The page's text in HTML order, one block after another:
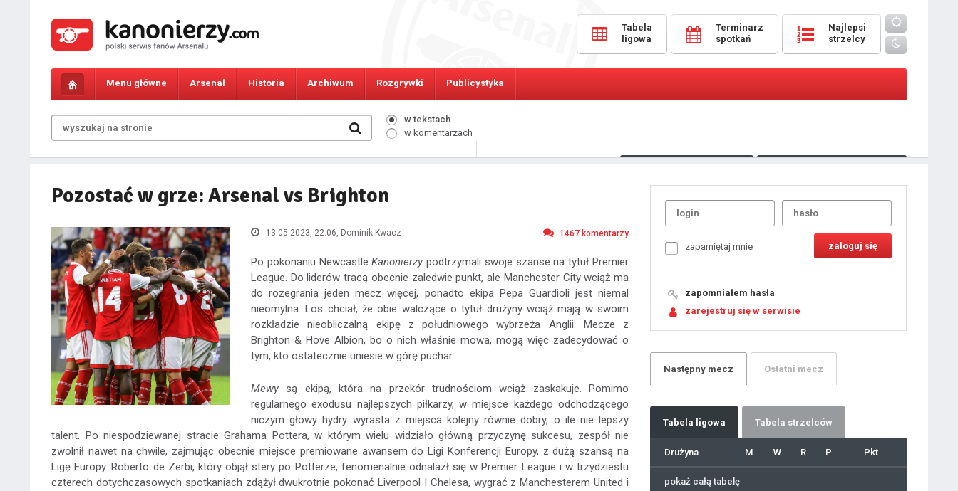
Tabela
ligowa
Terminarz
spotkań
Najlepsi
strzelcy
Menu główne Arsenal Historia Archiwum Rozgrywki Publicystyka
w tekstach
w komentarzach
Pozostać w grze: Arsenal vs Brighton
13.05.2023, 22:06, Dominik Kwacz 1467 komentarzy
Po pokonaniu NewcastleKanonierzy podtrzymali swoje szanse na tytuł Premier
League. Do liderów tracą obecnie zaledwie punkt, ale Manchester City wciąż ma
do rozegrania jeden mecz więcej, ponadto ekipa Pepa Guardioli jest niemal
nieomylna. Los chciał, że obie walczące o tytuł drużyny wciąż mają w swoim
rozkładzie nieobliczalną ekipę z południowego wybrzeża Anglii. Mecze z
Brighton & Hove Albion, bo o nich właśnie mowa, mogą więc zadecydować o
tym, kto ostatecznie uniesie w górę puchar.
Mewy są ekipą, która na przekór trudnościom wciąż zaskakuje. Pomimo
regularnego exodusu najlepszych piłkarzy, w miejsce każdego odchodzącego
niczym głowy hydry wyrasta z miejsca kolejny równie dobry, o ile nie lepszy
talent. Po niespodziewanej stracie Grahama Pottera, w którym wielu widziało główną przyczynę sukcesu, zespół nie
zwolnił nawet na chwile, zajmując obecnie miejsce premiowane awansem do Ligi Konferencji Europy, z dużą szansą na
Ligę Europy. Roberto de Zerbi, który objął stery po Potterze, fenomenalnie odnalazł się w Premier League i w trzydziestu
czterech dotychczasowych spotkaniach zdążył dwukrotnie pokonać Liverpool I Chelesa, wygrać z Manchesterem United i
zapamiętaj mnie
zapomniałem hasła
zarejestruj się w serwisie
Następny mecz Ostatni mecz
Tabela ligowa Tabela strzelców
Drużyna M W R P Pkt
pokaż całą tabelę